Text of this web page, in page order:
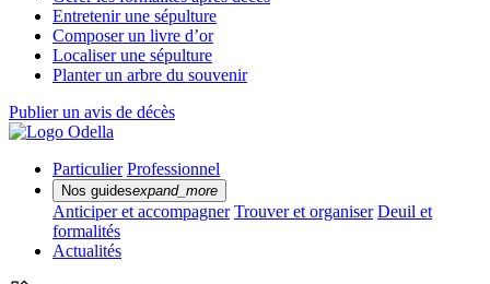
Entretenir une sépulture
Composer un livre d’or
Localiser une sépulture
Planter un arbre du souvenir
Publier un avis de décès
Particulier Professionnel
Nos guidesexpand_more
Anticiper et accompagner Trouver et organiser Deuil et
formalités
Actualités